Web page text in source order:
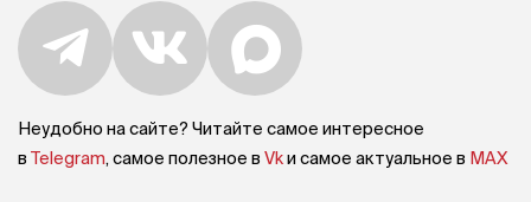
Неудобно на сайте? Читайте самое интересное
в Telegram, самое полезное в Vkи самое актуальное в MAX